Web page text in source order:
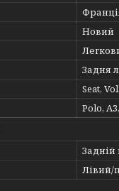
Новий
Задня
Seat,
Polo,
Задній
Лівий/